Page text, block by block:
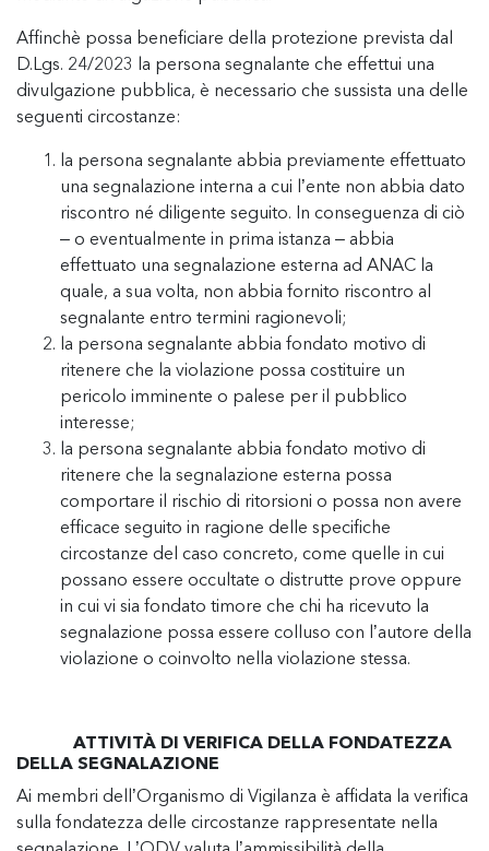
Affinchè possa beneficiare della protezione prevista dal
D.Lgs. 24/2023 la persona segnalante che effettui una
divulgazione pubblica, è necessario che sussista una delle
seguenti circostanze:
la persona segnalante abbia previamente effettuato
una segnalazione interna a cui l’ente non abbia dato
riscontro né diligente seguito. In conseguenza di ciò
– o eventualmente in prima istanza – abbia
effettuato una segnalazione esterna ad ANAC la
quale, a sua volta, non abbia fornito riscontro al
segnalante entro termini ragionevoli;
la persona segnalante abbia fondato motivo di
ritenere che la violazione possa costituire un
pericolo imminente o palese per il pubblico
interesse;
la persona segnalante abbia fondato motivo di
ritenere che la segnalazione esterna possa
comportare il rischio di ritorsioni o possa non avere
efficace seguito in ragione delle specifiche
circostanze del caso concreto, come quelle in cui
possano essere occultate o distrutte prove oppure
in cui vi sia fondato timore che chi ha ricevuto la
segnalazione possa essere colluso con l’autore della
violazione o coinvolto nella violazione stessa.
ATTIVITÀ DI VERIFICA DELLA FONDATEZZA
DELLA SEGNALAZIONE
Ai membri dell’Organismo di Vigilanza è affidata la verifica
sulla fondatezza delle circostanze rappresentate nella